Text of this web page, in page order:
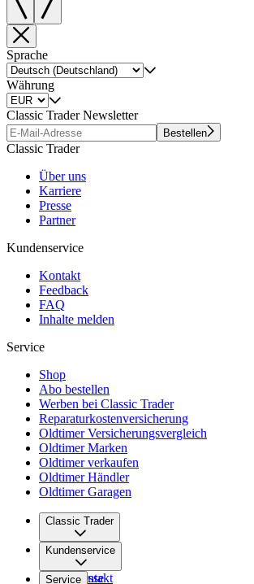
Sprache
Währung
Classic Trader Newsletter
Bestellen
Classic Trader
Über uns
Karriere
Presse
Partner
Kundenservice
Kontakt
Feedback
FAQ
Inhalte melden
Service
Shop
Abo bestellen
Werben bei Classic Trader
Reparaturkostenversicherung
Oldtimer Versicherungsvergleich
Oldtimer Marken
Oldtimer verkaufen
Oldtimer Händler
Oldtimer Garagen
Classic Trader
Über uns
Karriere
Presse
Kundenservice
Kontakt
Service